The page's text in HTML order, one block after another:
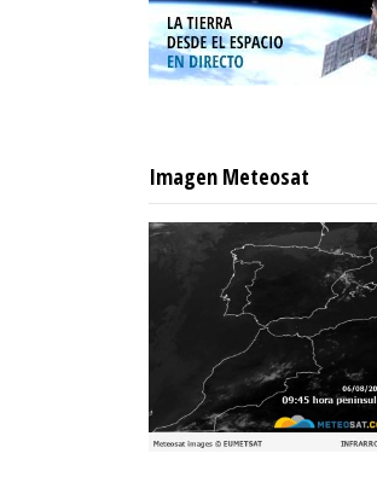
Imagen Meteosat